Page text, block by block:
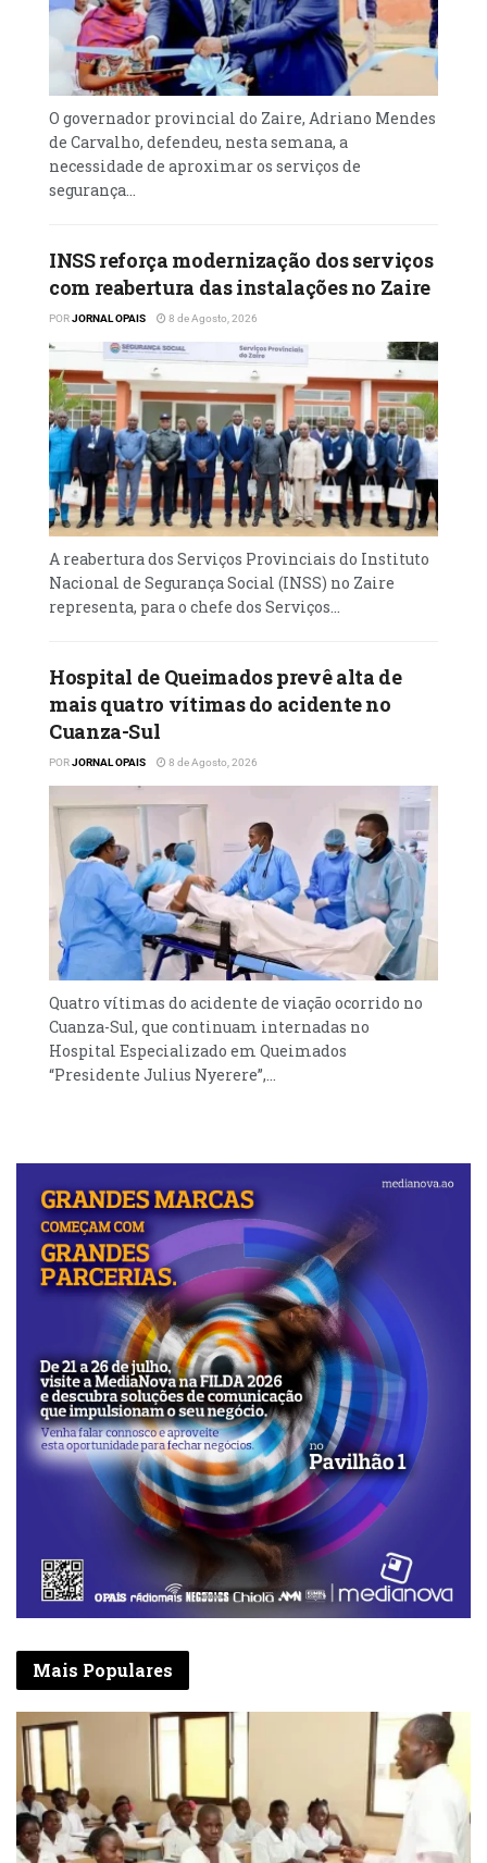
O governador provincial do Zaire, Adriano Mendes
de Carvalho, defendeu, nesta semana, a
necessidade de aproximar os serviços de
segurança...
INSS reforça modernização dos serviços
com reabertura das instalações no Zaire
PORJORNAL OPAIS 8 de Agosto, 2026
A reabertura dos Serviços Provinciais do Instituto
Nacional de Segurança Social (INSS) no Zaire
representa, para o chefe dos Serviços...
Hospital de Queimados prevê alta de
mais quatro vítimas do acidente no
Cuanza-Sul
PORJORNAL OPAIS 8 de Agosto, 2026
Quatro vítimas do acidente de viação ocorrido no
Cuanza-Sul, que continuam internadas no
Hospital Especializado em Queimados
“Presidente Julius Nyerere”,...
Mais Populares